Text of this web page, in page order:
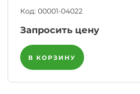
Код: 00001-04022
Запросить цену
В КОРЗИНУ